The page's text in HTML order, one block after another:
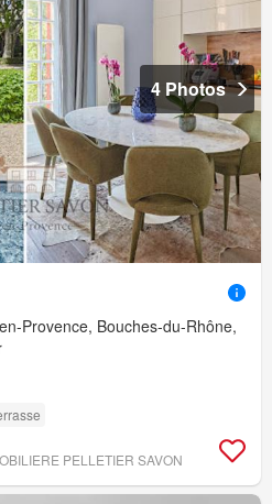
4 Photos
Provence, Bouches-du-Rhône,
PELLETIER SAVON